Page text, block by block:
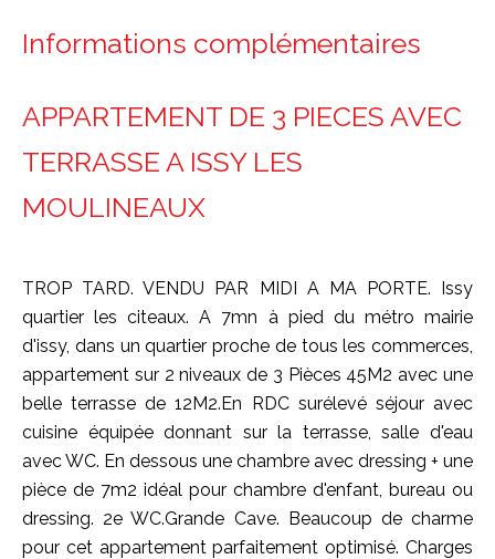
Informations complémentaires
APPARTEMENT DE 3 PIECES AVEC
TERRASSE A ISSY LES
MOULINEAUX
TROP TARD. VENDU PAR MIDI A MA PORTE. Issy
quartier les citeaux. A 7mn à pied du métro mairie
d'issy, dans un quartier proche de tous les commerces,
appartement sur 2 niveaux de 3 Pièces 45M2 avec une
belle terrasse de 12M2.En RDC surélevé séjour avec
cuisine équipée donnant sur la terrasse, salle d'eau
avec WC. En dessous une chambre avec dressing + une
pièce de 7m2 idéal pour chambre d'enfant, bureau ou
dressing. 2e WC.Grande Cave. Beaucoup de charme
pour cet appartement parfaitement optimisé. Charges